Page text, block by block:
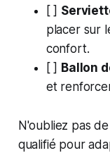
[ ]
placer sur
confort.
[ ] Ballon
et
N'oubliez pas
qualifié pour